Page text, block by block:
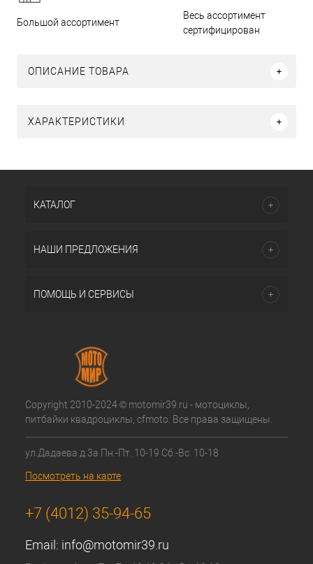
Большой ассортимент
Весь ассортимент
сертифицирован
ОПИСАНИЕ ТОВАРА
ХАРАКТЕРИСТИКИ
КАТАЛОГ
НАШИ ПРЕДЛОЖЕНИЯ
ПОМОЩЬ И СЕРВИСЫ
Copyright 2010-2024 © motomir39.ru - мотоциклы,
питбайки квадроциклы, cfmoto. Все права защищены.
ул.Дадаева д.3а Пн.-Пт. 10-19 Сб.-Вс. 10-18
Посмотреть на карте
+7 (4012) 35-94-65
Email: info@motomir39.ru